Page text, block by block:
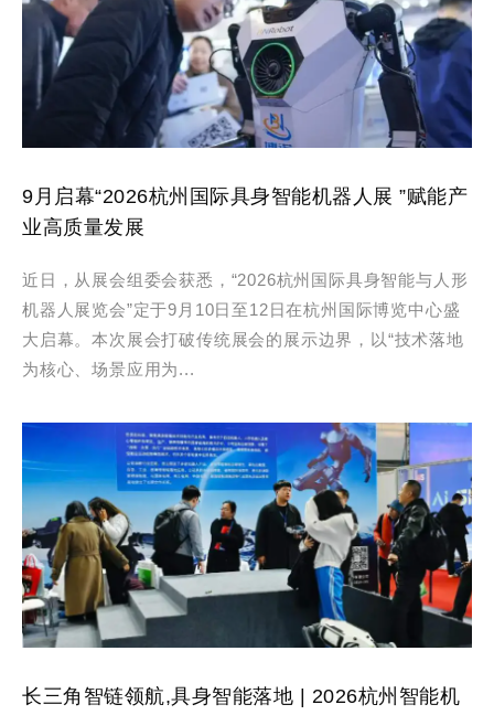
9月启幕“2026杭州国际具身智能机器人展 ”赋能产
业高质量发展
近日，从展会组委会获悉，“2026杭州国际具身智能与人形
机器人展览会”定于9月10日至12日在杭州国际博览中心盛
大启幕。本次展会打破传统展会的展示边界，以“技术落地
为核心、场景应用为...
长三角智链领航,具身智能落地 | 2026杭州智能机